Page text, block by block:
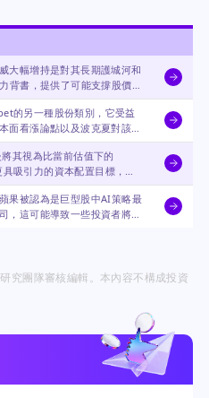
大幅增持是對其長期護城河和
背書，提供了可能支撐股價的
的另一種股份類別，它受益
面看漲論點以及波克夏對該公
票。
將其視為比當前估值下的
吸引力的資本配置目標，突
域被認可的實力和價值。
果被認為是巨型股中AI策略最
，這可能導致一些投資者將資
究團隊審核編輯。本內容不構成投資